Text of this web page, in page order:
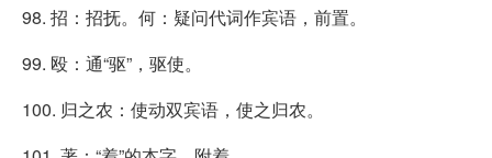
98. 招：招抚。何：疑问代词作宾语，前置。
99. 殴：通“驱”，驱使。
100. 归之农：使动双宾语，使之归农。